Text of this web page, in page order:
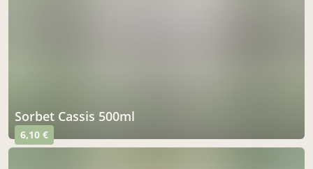
Sorbet Cassis 500ml
6,10 €